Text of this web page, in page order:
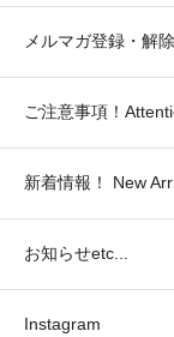
メルマガ登録・解除
ご注意事項！
新着情報！ New
お知らせetc...
Instagram